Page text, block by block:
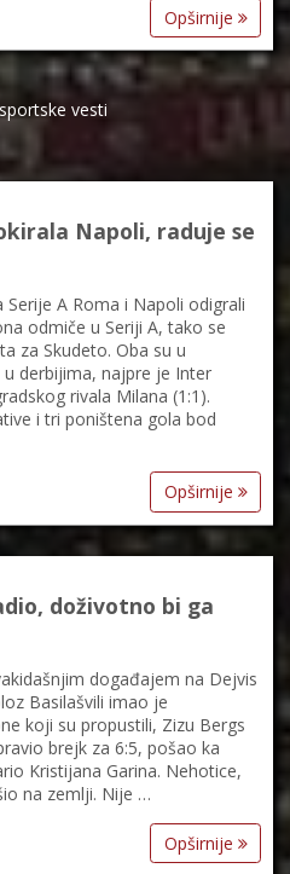
Opširnije
vesti
Napoli, raduje se
A Roma i Napoli odigrali
odmiče u Seriji A, tako se
za Skudeto. Oba su u
derbijima, najpre je Inter
rivala Milana (1:1).
i tri poništena gola bod
Opširnije
doživotno bi ga
događajem na Dejvis
Basilašvili imao je
koji su propustili, Zizu Bergs
brejk za 6:5, pošao ka
Kristijana Garina. Nehotice,
na zemlji. Nije …
Opširnije